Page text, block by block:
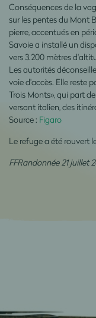
Conséquences de la
sur les pentes du Mont
pierre, accentués en
Savoie a installé un
vers 3.200 mètres
Les autorités
voie d'accès. Elle reste
Trois Monts», qui part
versant italien, des
Source : Figaro
Le refuge a été rouvert
FFRandonnée 21 juillet